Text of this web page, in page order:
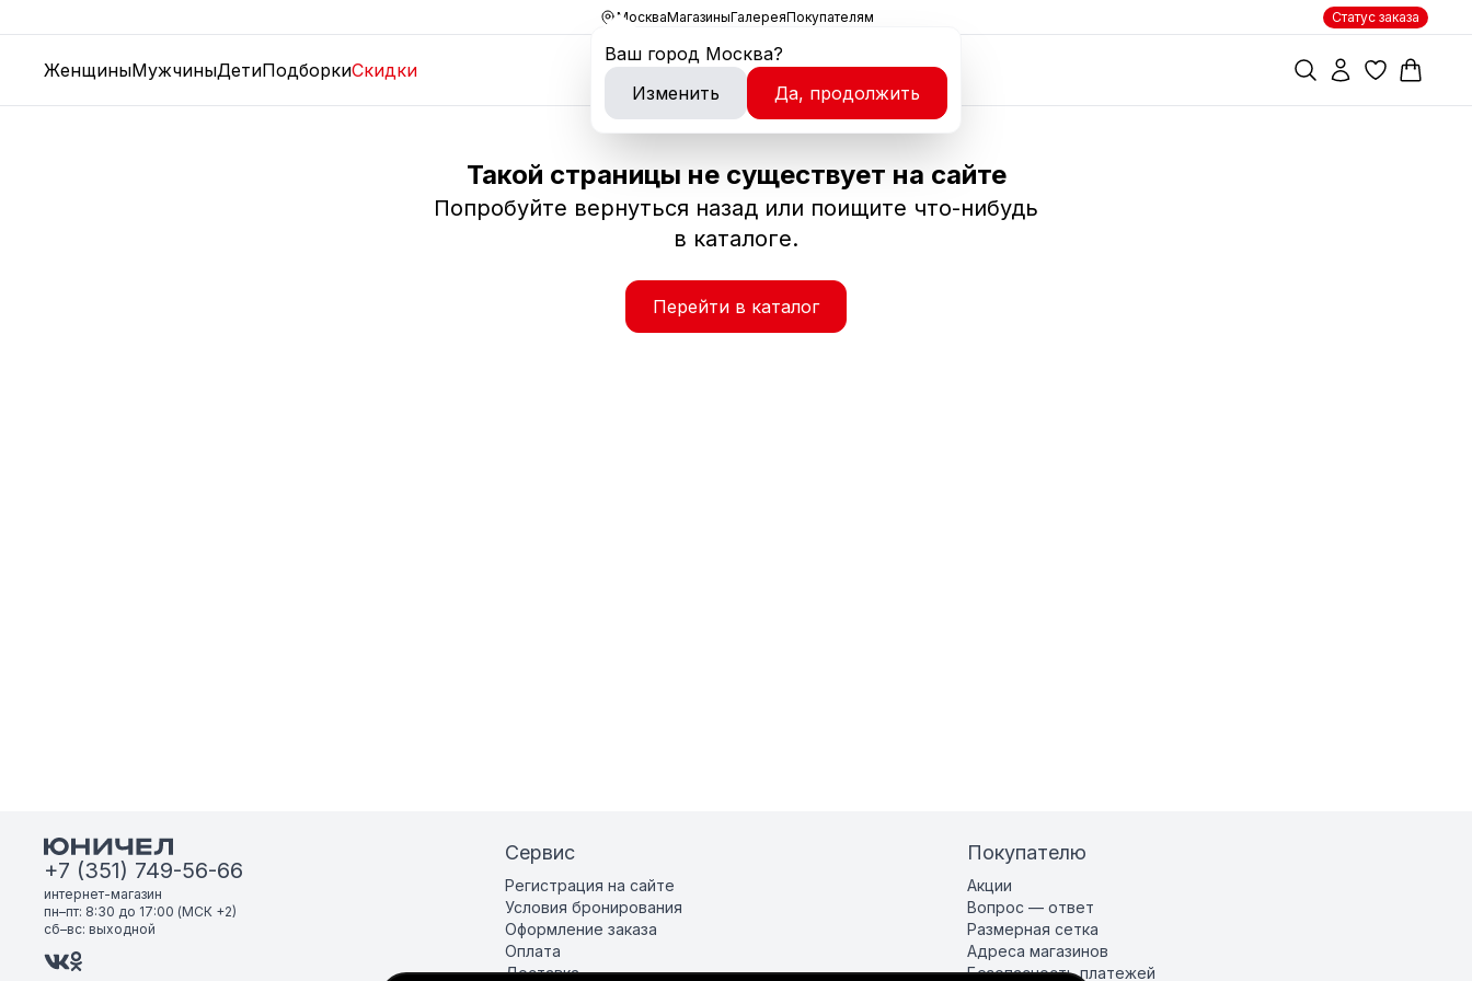
Москва
Ваш город Москва?
Изменить
Да, продолжить
МагазиныГалереяПокупателям Статус заказа
ЖенщиныМужчиныДетиПодборкиСкидки
Такой страницы не существует на сайте
Попробуйте вернуться назад или поищите что-нибудь
в каталоге.
Перейти в каталог
+7 (351) 749-56-66
интернет-магазин
пн–пт: 8:30 до 17:00 (МСК +2)
сб–вс: выходной
Сервис
Регистрация на сайте
Условия бронирования
Оформление заказа
Оплата
Доставка
Покупателю
Акции
Вопрос — ответ
Размерная сетка
Адреса магазинов
Безопасность платежей